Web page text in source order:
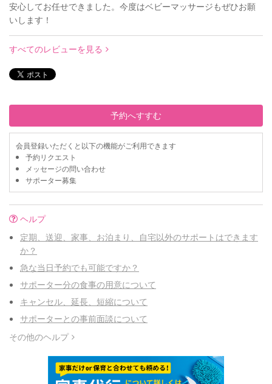
安心してお任せできました。今度はベビーマッサージもぜひお願
いします！
すべてのレビューを見る
予約へすすむ
会員登録いただくと以下の機能がご利用できます
予約リクエスト
メッセージの問い合わせ
サポーター募集
ヘルプ
定期、送迎、家事、お泊まり、自宅以外のサポートはできます
か？
急な当日予約でも可能ですか？
サポーター分の食事の用意について
キャンセル、延長、短縮について
サポーターとの事前面談について
その他のヘルプ